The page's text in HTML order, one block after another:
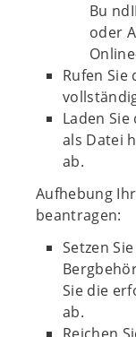
Bu
oder
Rufen
Laden
als Datei
ab.
Aufhebung
beantragen:
Setzen
Sie die
ab.